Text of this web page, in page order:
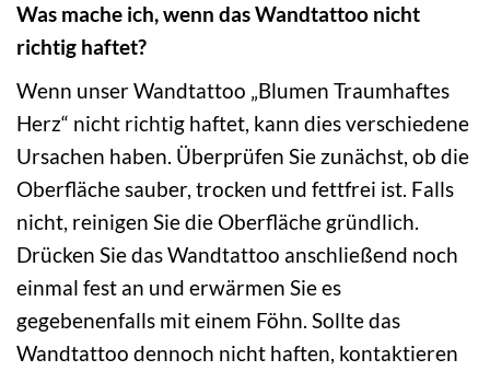
Was mache ich, wenn das Wandtattoo nicht
richtig haftet?
Wenn unser Wandtattoo „Blumen Traumhaftes
Herz“ nicht richtig haftet, kann dies verschiedene
Ursachen haben. Überprüfen Sie zunächst, ob die
Oberfläche sauber, trocken und fettfrei ist. Falls
nicht, reinigen Sie die Oberfläche gründlich.
Drücken Sie das Wandtattoo anschließend noch
einmal fest an und erwärmen Sie es
gegebenenfalls mit einem Föhn. Sollte das
Wandtattoo dennoch nicht haften, kontaktieren